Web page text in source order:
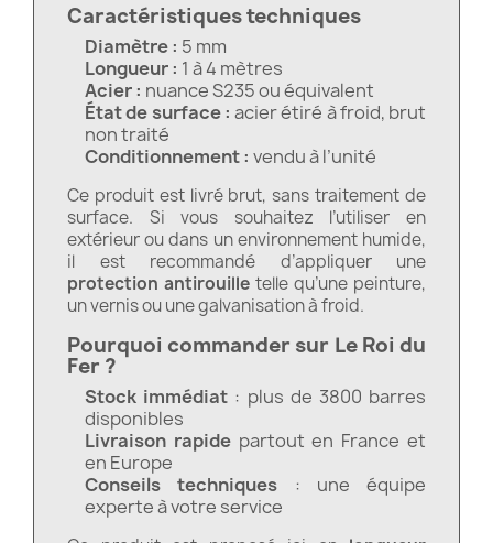
Caractéristiques techniques
Diamètre : 5 mm
Longueur : 1 à 4 mètres
Acier : nuance S235 ou équivalent
État de surface : acier étiré à froid, brut
non traité
Conditionnement : vendu à l’unité
Ce produit est livré brut, sans traitement de
surface. Si vous souhaitez l’utiliser en
extérieur ou dans un environnement humide,
il est recommandé d’appliquer une
protection antirouille telle qu’une peinture,
un vernis ou une galvanisation à froid.
Pourquoi commander sur Le Roi du
Fer ?
Stock immédiat : plus de 3800 barres
disponibles
Livraison rapidepartout en France et
en Europe
Conseils techniques : une équipe
experte à votre service